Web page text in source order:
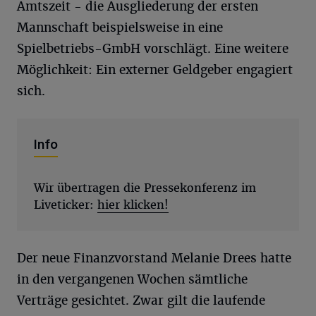
Amtszeit - die Ausgliederung der ersten
Mannschaft beispielsweise in eine
Spielbetriebs-GmbH vorschlägt. Eine weitere
Möglichkeit: Ein externer Geldgeber engagiert
sich.
Info
Wir übertragen die Pressekonferenz im
Liveticker: hier klicken!
Der neue Finanzvorstand Melanie Drees hatte
in den vergangenen Wochen sämtliche
Verträge gesichtet. Zwar gilt die laufende